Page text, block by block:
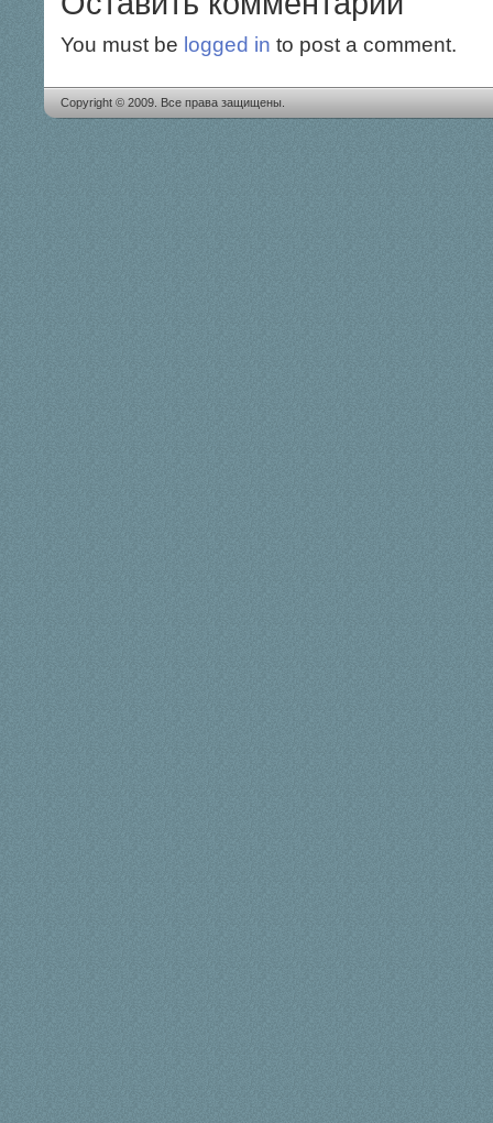
You must be logged in to post a comment.
Copyright © 2009. Все права защищены.